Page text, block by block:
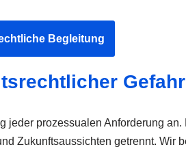
Begleitung
jeder prozessualen Anforderung
Zukunftsaussichten getrennt.